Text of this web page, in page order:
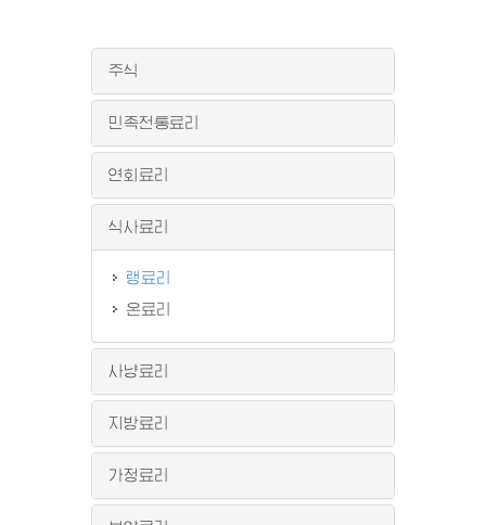
주식
민족전통료리
연회료리
식사료리
랭료리
온료리
사냥료리
지방료리
가정료리